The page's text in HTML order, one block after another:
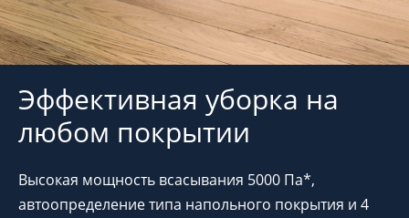
Эффективная уборка на
любом покрытии
Высокая мощность всасывания 5000 Па*,
автоопределение типа напольного покрытия и 4